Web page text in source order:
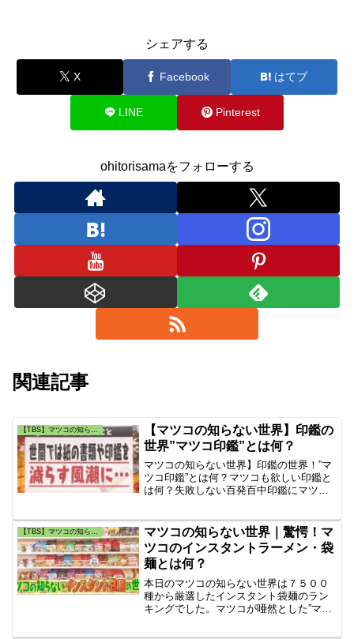
シェアする
X Facebook はてブ
LINE Pinterest
ohitorisamaをフォローする
関連記事
【マツコの知らない世界】印鑑の
世界”マツコ印鑑”とは何？
マツコの知らない世界】印鑑の世界！”マ
ツコ印鑑”とは何？マツコも欲しい印鑑と
は何？失敗しない百発百中印鑑にマツコ
コ「LooKy」（ルッキィ）やオムツスタ
ンプを紹介された。マツコの世界オムツ
名前スタンプ。
【TBS】マツコの知らない世界
マツコの知らない世界｜驚愕！マ
ツコのインスタントラーメン・袋
麺とは何？
本日のマツコの知らない世界は７５００
種から厳選したインスタント袋麺のラン
キングでした。マツコが唖然とした”マツ